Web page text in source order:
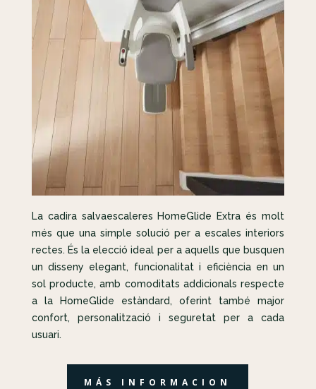
La cadira salvaescaleres HomeGlide Extra és molt
més que una simple solució per a escales interiors
rectes. És la elecció ideal per a aquells que busquen
un disseny elegant, funcionalitat i eficiència en un
sol producte, amb comoditats addicionals respecte
a la HomeGlide estàndard, oferint també major
confort, personalització i seguretat per a cada
usuari.
MÁS INFORMACION